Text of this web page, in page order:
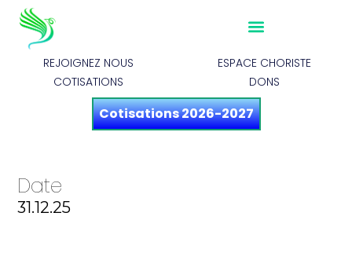
REJOIGNEZ NOUS
ESPACE CHORISTE
COTISATIONS
DONS
Cotisations 2026-2027
Date
31.12.25